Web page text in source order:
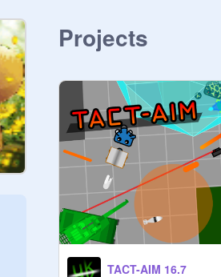
Projects
TACT-AIM 16.7